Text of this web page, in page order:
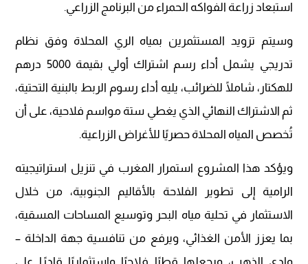
استبعاد زراعة الفواكه الحمراء من البرنامج الزراعي.
وسيتم تزويد المستثمرين بمياه الري المحلاة وفق نظام
تدريجي يشمل أداء رسم اشتراك أولي بقيمة 5000 درهم
للهكتار، شاملًا للضرائب، يليه أداء رسوم الربط بالبنية التحتية،
ثم الاشتراك النهائي الذي يغطي ستة مواسم فلاحية، على أن
تُخصص المياه المحلاة حصريًا للأغراض الزراعية.
ويؤكد هذا المشروع استمرار المغرب في تنزيل استراتيجيته
الرامية إلى تطوير الفلاحة بالأقاليم الجنوبية، من خلال
الاستثمار في تحلية مياه البحر وتوسيع المساحات المسقية،
بما يعزز الأمن الغذائي، ويرفع من تنافسية جهة الداخلة –